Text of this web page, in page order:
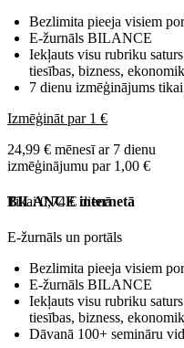
Bezlimita pieeja visiem
E-žurnāls BILANCE
Iekļauts visu rubriku
tiesības, bizness,
7 dienu izmēģinājums
Izmēģināt par 1 €
24,99 € mēnesī ar 7 dienu
izmēģinājumu par 1,00 €
Tikai 0,74 € dienā
BILANCE internetā
E-žurnāls un portāls
Bezlimita pieeja visiem
E-žurnāls BILANCE
Iekļauts visu rubriku
tiesības, bizness,
Dāvanā 100+ semināru